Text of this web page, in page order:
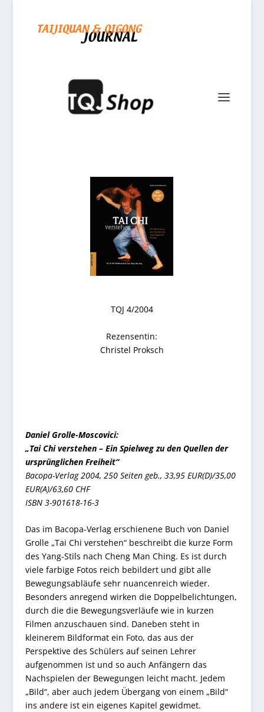
TQJ 4/2004
Rezensentin:
Christel Proksch
Daniel Grolle-Moscovici:
„Tai Chi verstehen – Ein Spielweg zu den Quellen der
ursprünglichen Freiheit“
Bacopa-Verlag 2004, 250 Seiten geb., 33,95 EUR(D)/35,00
EUR(A)/63,60 CHF
ISBN 3-901618-16-3
Das im Bacopa-Verlag erschienene Buch von Daniel
Grolle „Tai Chi verstehen“ beschreibt die kurze Form
des Yang-Stils nach Cheng Man Ching. Es ist durch
viele farbige Fotos reich bebildert und gibt alle
Bewegungsabläufe sehr nuancenreich wieder.
Besonders anregend wirken die Doppelbelichtungen,
durch die die Bewegungsverläufe wie in kurzen
Filmen anzuschauen sind. Daneben steht in
kleinerem Bildformat ein Foto, das aus der
Perspektive des Schülers auf seinen Lehrer
aufgenommen ist und so auch Anfängern das
Nachspielen der Bewegungen leicht macht. Jedem
„Bild“, aber auch jedem Übergang von einem „Bild“
ins andere ist ein eigenes Kapitel gewidmet.